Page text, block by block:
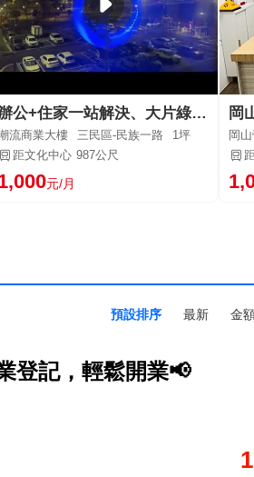
辦公+住家一站解決、大片綠、最健康、最具藝術氣息共享空間
流商業大樓 三民區-民族一路
1坪
距文化中心 987公尺
元/月
岡
預設排序 最新 金
登記，輕鬆開業📢